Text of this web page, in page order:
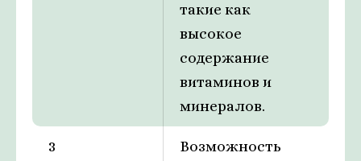
такие как
высокое
содержание
витаминов и
минералов.
3
Возможность